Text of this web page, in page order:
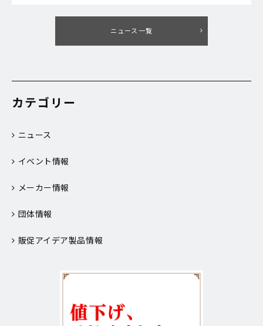
ニュース一覧
カテゴリー
ニュース
イベント情報
メーカー情報
団体情報
販促アイデア製品情報